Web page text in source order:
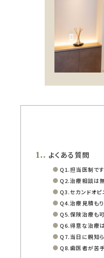
1. よくある質問
Q1.担当医制で
Q2.治療相談は
Q3.セカンドオピ
Q4.治療見積もり
Q5.保険治療も
Q6.得意な治療
Q7.当日に親知
Q8.歯医者が苦